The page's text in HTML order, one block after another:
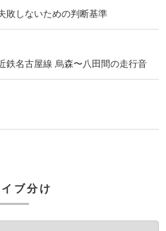
敗しないための判断基準
鉄名古屋線 烏森〜八田間の走行音
ブ分け